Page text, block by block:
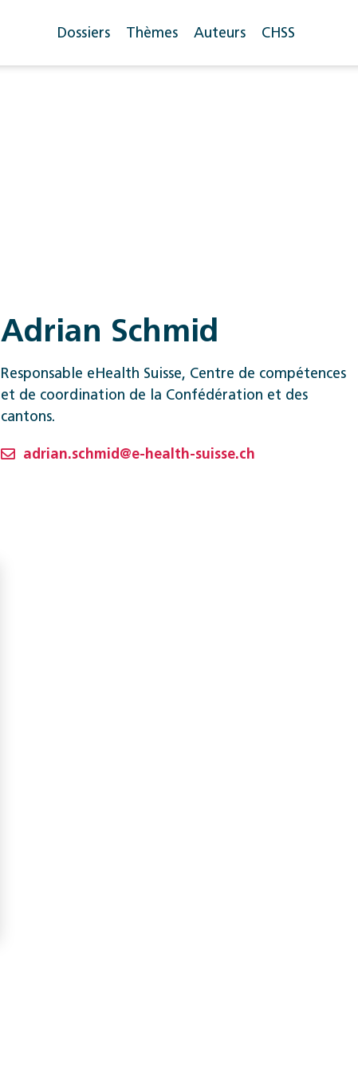
Dossiers Thèmes Auteurs CHSS
Adrian Schmid
Responsable eHealth Suisse, Centre de compétences
et de coordination de la Confédération et des
cantons.
adrian.schmid@e-health-suisse.ch